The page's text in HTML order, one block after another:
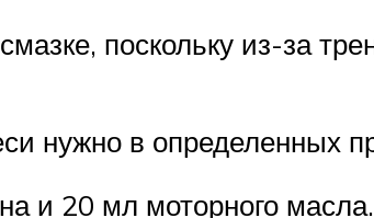
поскольку из-за
нужно в определенных
и 20 мл моторного масла.